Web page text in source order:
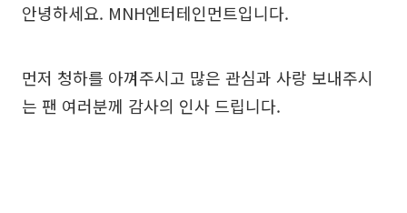
안녕하세요. MNH엔터테인먼트입니다.
먼저 청하를 아껴주시고 많은 관심과 사랑 보내주시
는 팬 여러분께 감사의 인사 드립니다.